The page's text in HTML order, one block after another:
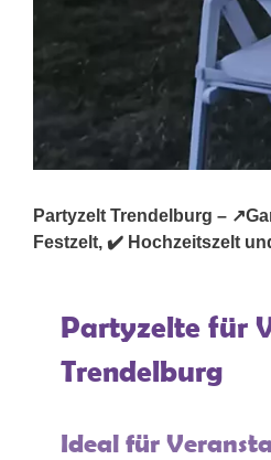
Partyzelt Trendelburg –
Festzelt, ✔️ Hochzeitszelt
Partyzelte für
Trendelburg
Ideal für